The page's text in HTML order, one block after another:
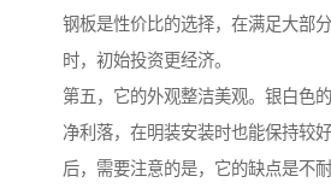
钢板是性价比的选择，在满足大部
时，初始投资更经济。
第五，它的外观整洁美观。银白色
净利落，在明装安装时也能保持较好
后，需要注意的是，它的缺点是不